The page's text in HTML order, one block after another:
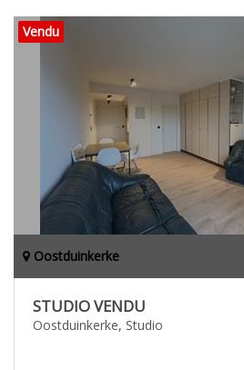
Vendu
Oostduinkerke
STUDIO VENDU
Oostduinkerke, Studio